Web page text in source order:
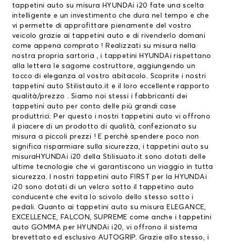
tappetini auto su misura HYUNDAi i20 fate una scelta
intelligente e un investimento che dura nel tempo e che
vi permette di approfittare pienamente del vostro
veicolo grazie ai tappetini auto e di rivenderlo domani
come appena comprato ! Realizzati su misura nella
nostra propria sartoria , i tappetini HYUNDAi rispettano
alla lettera le sagome costruttore, aggiungendo un
tocco di eleganza al vostro abitacolo. Scoprite i nostri
tappetini auto Stilistauto.it e il loro eccellente rapporto
qualità/prezzo . Siamo noi stessi i fabbricanti dei
tappetini auto per conto delle più grandi case
produttrici. Per questo i nostri tappetini auto vi offrono
il piacere di un prodotto di qualità, confezionato su
misura a piccoli prezzi ! E perchè spendere poco non
significa risparmiare sulla sicurezza, i tappetini auto su
misuraHYUNDAi i20 della Stilisuato.it sono dotati delle
ultime tecnologie che vi garantiscono un viaggio in tutta
sicurezza. I nostri tappetini auto FIRST per la HYUNDAi
i20 sono dotati di un velcro sotto il tappetino auto
conducente che evita lo scivolo dello stesso sotto i
pedali. Quanto ai tappetini auto su misura ELEGANCE,
EXCELLENCE, FALCON, SUPREME come anche i tappetini
auto GOMMA per HYUNDAi i20, vi offrono il sistema
brevettato ed esclusivo AUTOGRIP. Grazie allo stesso, i